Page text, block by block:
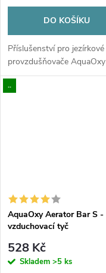
DO KOŠÍKU
Příslušenství pro jezírkové
provzdušňovače AquaOxy
..
AquaOxy Aerator Bar S -
vzduchovací tyč
528 Kč
Skladem >5 ks